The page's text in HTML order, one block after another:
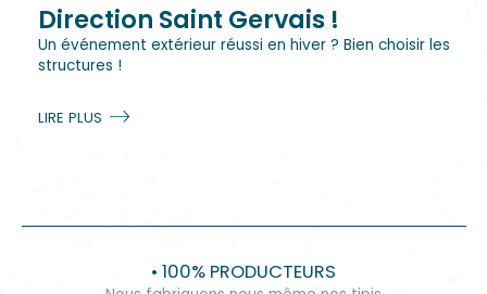
Direction Saint Gervais !
Un événement extérieur réussi en hiver ? Bien choisir les
structures !
LIRE PLUS
• 100% PRODUCTEURS